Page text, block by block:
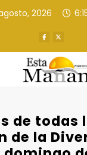
2026
de todas
de la